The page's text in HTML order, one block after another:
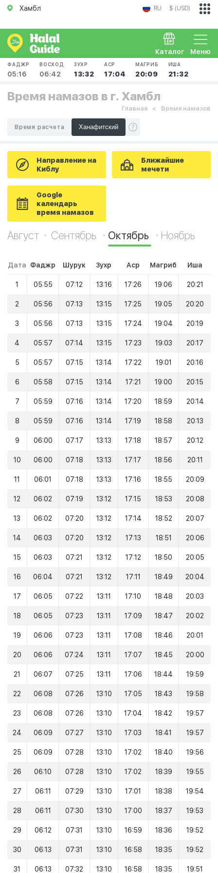
Хамбл RU $ (USD)
Меню
Каталог
ФАДЖР
05:16
ВОСХОД
06:42
ЗУХР
13:32
АСР
17:04
МАГРИБ
20:09
ИША
21:32
Время намазов в г. Хамбл
Главная Время намазов
Время расчета
Направление на
Киблу
Ближайшие
мечети
Google
календарь
время намазов
Август Сентябрь Октябрь Ноябрь
Дата Фаджр Шурук Зухр Аср Магриб Иша
1 05:55 07:12 13:16 17:26 19:06 20:21
2 05:56 07:13 13:15 17:25 19:05 20:20
3 05:56 07:13 13:15 17:24 19:04 20:19
4 05:57 07:14 13:15 17:23 19:03 20:17
5 05:57 07:15 13:14 17:22 19:01 20:16
6 05:58 07:15 13:14 17:21 19:00 20:15
7 05:59 07:16 13:14 17:20 18:59 20:14
8 05:59 07:16 13:14 17:19 18:58 20:13
9 06:00 07:17 13:13 17:18 18:57 20:12
10 06:00 07:18 13:13 17:17 18:56 20:11
11 06:01 07:18 13:13 17:16 18:55 20:09
12 06:02 07:19 13:12 17:15 18:53 20:08
13 06:02 07:20 13:12 17:14 18:52 20:07
14 06:03 07:20 13:12 17:13 18:51 20:06
15 06:03 07:21 13:12 17:12 18:50 20:05
16 06:04 07:21 13:12 17:11 18:49 20:04
17 06:05 07:22 13:11 17:10 18:48 20:03
18 06:05 07:23 13:11 17:09 18:47 20:02
19 06:06 07:23 13:11 17:08 18:46 20:01
20 06:06 07:24 13:11 17:07 18:45 20:00
21 06:07 07:25 13:11 17:06 18:44 19:59
22 06:08 07:26 13:10 17:05 18:43 19:58
23 06:08 07:26 13:10 17:04 18:42 19:57
24 06:09 07:27 13:10 17:03 18:41 19:57
25 06:09 07:28 13:10 17:02 18:40 19:56
26 06:10 07:28 13:10 17:02 18:39 19:55
27 06:11 07:29 13:10 17:01 18:38 19:54
28 06:11 07:30 13:10 17:00 18:37 19:53
29 06:12 07:31 13:10 16:59 18:36 19:52
30 06:13 07:31 13:10 16:58 18:35 19:52
31 06:13 07:32 13:10 16:58 18:35 19:51